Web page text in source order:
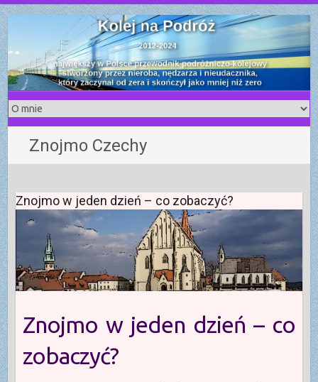
S
k
i
p
t
o
c
o
n
t
e
n
t
Znojmo Czechy
Znojmo w jeden dzień – co zobaczyć?
Znojmo w jeden dzień – co
zobaczyć?